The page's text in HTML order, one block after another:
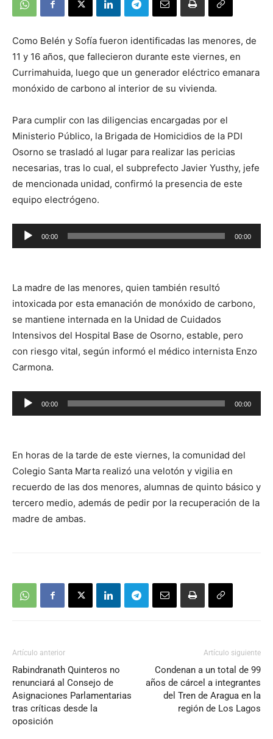
Como Belén y Sofía fueron identificadas las menores, de
11 y 16 años, que fallecieron durante este viernes, en
Currimahuida, luego que un generador eléctrico emanara
monóxido de carbono al interior de su vivienda.
Para cumplir con las diligencias encargadas por el
Ministerio Público, la Brigada de Homicidios de la PDI
Osorno se trasladó al lugar para realizar las pericias
necesarias, tras lo cual, el subprefecto Javier Yusthy, jefe
de mencionada unidad, confirmó la presencia de este
equipo electrógeno.
Reproductor
de
00:00 00:00
La madre de las menores, quien también resultó
intoxicada por esta emanación de monóxido de carbono,
se mantiene internada en la Unidad de Cuidados
Intensivos del Hospital Base de Osorno, estable, pero
con riesgo vital, según informó el médico internista Enzo
Carmona.
Reproductor
de
00:00 00:00
En horas de la tarde de este viernes, la comunidad del
Colegio Santa Marta realizó una velotón y vigilia en
recuerdo de las dos menores, alumnas de quinto básico y
tercero medio, además de pedir por la recuperación de la
madre de ambas.
Artículo anterior
Rabindranath Quinteros no
renunciará al Consejo de
Asignaciones Parlamentarias
tras críticas desde la
oposición
Artículo siguiente
Condenan a un total de 99
años de cárcel a integrantes
del Tren de Aragua en la
región de Los Lagos